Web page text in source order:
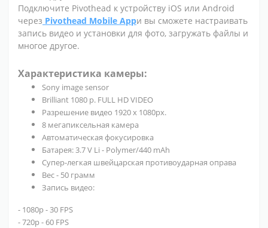
Подключите Pivothead к устройству iOS или Android
через Pivothead Mobile Appи вы сможете настраивать
запись видео и установки для фото, загружать файлы и
многое другое.
Характеристика камеры:
Sony image sensor
Brilliant 1080 p. FULL HD VIDEO
Разрешение видео 1920 х 1080рх.
8 мегапиксельная камера
Автоматическая фокусировка
Батарея: 3.7 V Li - Polymer/440 mAh
Супер-легкая швейцарская противоударная оправа
Вес - 50 грамм
Запись видео:
- 1080р - 30 FPS
- 720p - 60 FPS